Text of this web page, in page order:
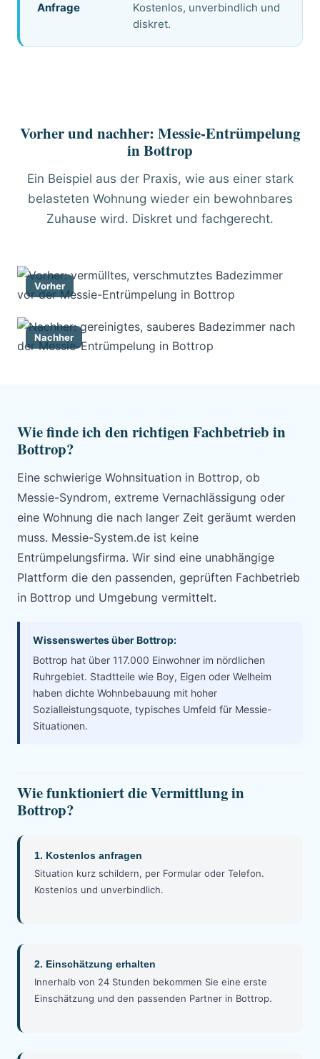
Anfrage
Kostenlos, unverbindlich und
diskret.
Vorher und nachher: Messie-Entrümpelung
in Bottrop
Ein Beispiel aus der Praxis, wie aus einer stark
belasteten Wohnung wieder ein bewohnbares
Zuhause wird. Diskret und fachgerecht.
Vorher
Nachher
Wie finde ich den richtigen Fachbetrieb in
Bottrop?
Eine schwierige Wohnsituation in Bottrop, ob
Messie-Syndrom, extreme Vernachlässigung oder
eine Wohnung die nach langer Zeit geräumt werden
muss. Messie-System.de ist keine
Entrümpelungsfirma. Wir sind eine unabhängige
Plattform die den passenden, geprüften Fachbetrieb
in Bottrop und Umgebung vermittelt.
Wissenswertes über Bottrop:
Bottrop hat über 117.000 Einwohner im nördlichen
Ruhrgebiet. Stadtteile wie Boy, Eigen oder Welheim
haben dichte Wohnbebauung mit hoher
Sozialleistungsquote, typisches Umfeld für Messie-
Situationen.
Wie funktioniert die Vermittlung in
Bottrop?
1. Kostenlos anfragen
Situation kurz schildern, per Formular oder Telefon.
Kostenlos und unverbindlich.
2. Einschätzung erhalten
Innerhalb von 24 Stunden bekommen Sie eine erste
Einschätzung und den passenden Partner in Bottrop.